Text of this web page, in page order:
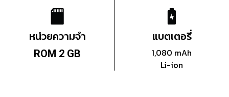
หน่วยความจำ
ROM 2 GB
แบตเตอรี่
1,080 mAh
Li-ion